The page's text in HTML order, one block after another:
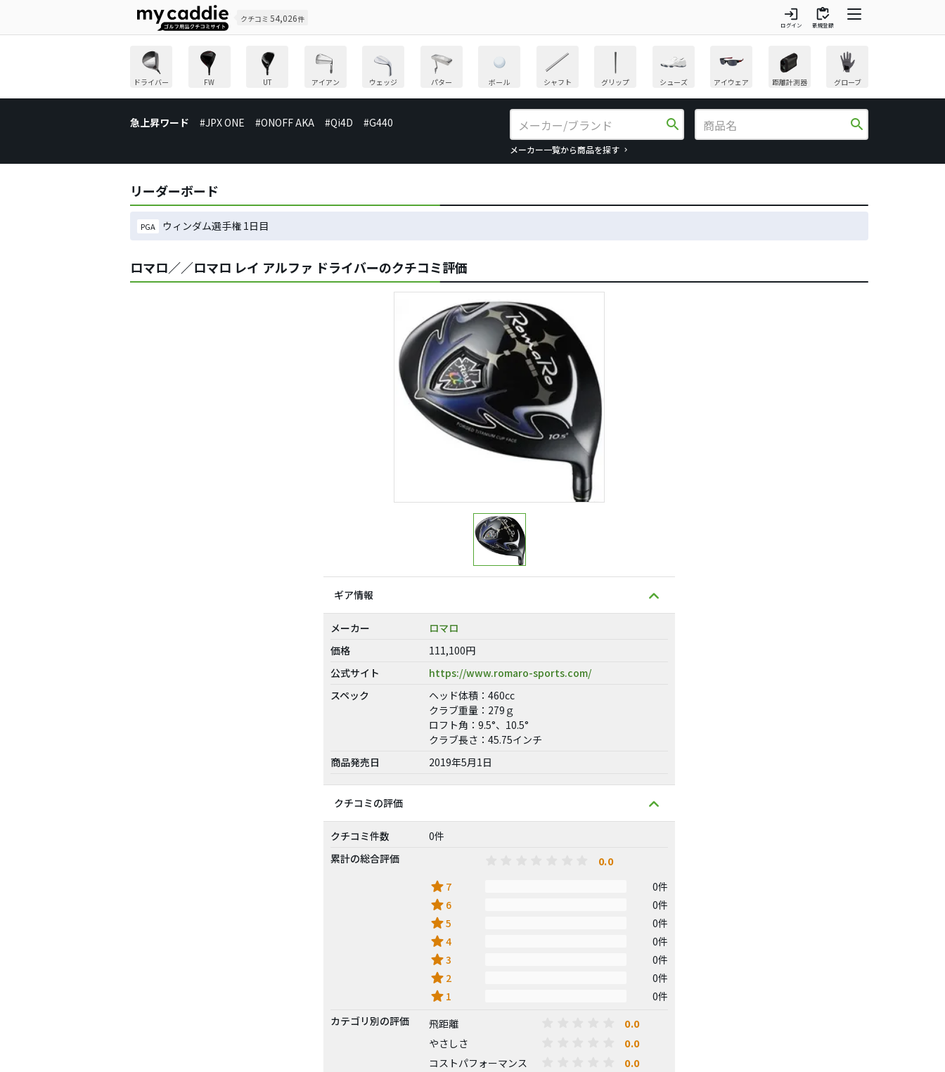
クチコミ 54,026件 login
ログイン
inventory
新規登録
ドライバー FW UT アイアン ウェッジ パター ボール シャフト グリップ シューズ アイウェア 距離計測器 グローブ
急上昇ワード #JPX ONE #ONOFF AKA #Qi4D #G440 search
メーカー一覧から商品を探す
search
リーダーボード
PGA ウィンダム選手権 1日目
ロマロ／／ロマロ レイ アルファ ドライバーのクチコミ評価
ギア情報
メーカー
ロマロ
価格
111,100円
公式サイト
https://www.romaro-sports.com/
スペック
ヘッド体積：460cc
クラブ重量：279ｇ
ロフト角：9.5°、10.5°
クラブ長さ：45.75インチ
商品発売日
2019年5月1日
クチコミの評価
クチコミ件数
0件
累計の総合評価
0.0
star 7 0件
star 6 0件
star5 0件
star4 0件
star3 0件
star 2 0件
star 1
0件
カテゴリ別の評価
飛距離 0.0
やさしさ 0.0
コストパフォーマンス 0.0